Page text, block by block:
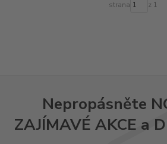
strana z 1
Nepropásněte
ZAJÍMAVÉ AKCE a